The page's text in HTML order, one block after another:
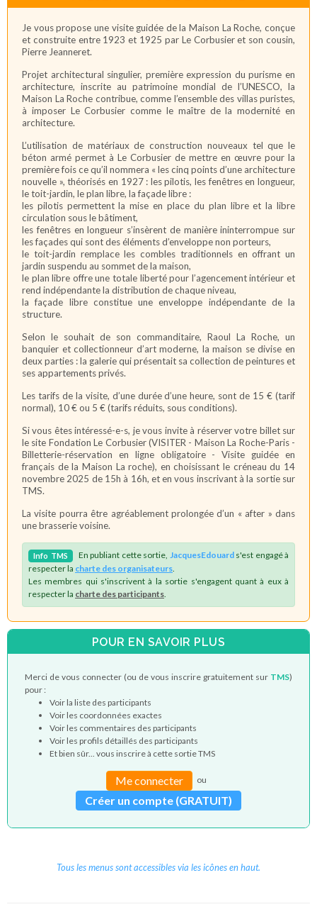
Je vous propose une visite guidée de la Maison La Roche, conçue
et construite entre 1923 et 1925 par Le Corbusier et son cousin,
Pierre Jeanneret.
Projet architectural singulier, première expression du purisme en
architecture, inscrite au patrimoine mondial de l’UNESCO, la
Maison La Roche contribue, comme l’ensemble des villas puristes,
à imposer Le Corbusier comme le maître de la modernité en
architecture.
L’utilisation de matériaux de construction nouveaux tel que le
béton armé permet à Le Corbusier de mettre en œuvre pour la
première fois ce qu’il nommera « les cinq points d’une architecture
nouvelle », théorisés en 1927 : les pilotis, les fenêtres en longueur,
le toit-jardin, le plan libre, la façade libre :
les pilotis permettent la mise en place du plan libre et la libre
circulation sous le bâtiment,
les fenêtres en longueur s’insèrent de manière ininterrompue sur
les façades qui sont des éléments d’enveloppe non porteurs,
le toit-jardin remplace les combles traditionnels en offrant un
jardin suspendu au sommet de la maison,
le plan libre offre une totale liberté pour l’agencement intérieur et
rend indépendante la distribution de chaque niveau,
la façade libre constitue une enveloppe indépendante de la
structure.
Selon le souhait de son commanditaire, Raoul La Roche, un
banquier et collectionneur d’art moderne, la maison se divise en
deux parties : la galerie qui présentait sa collection de peintures et
ses appartements privés.
Les tarifs de la visite, d’une durée d’une heure, sont de 15 € (tarif
normal), 10 € ou 5 € (tarifs réduits, sous conditions).
Si vous êtes intéressé-e-s, je vous invite à réserver votre billet sur
le site Fondation Le Corbusier (VISITER - Maison La Roche-Paris -
Billetterie-réservation en ligne obligatoire - Visite guidée en
français de la Maison La roche), en choisissant le créneau du 14
novembre 2025 de 15h à 16h, et en vous inscrivant à la sortie sur
TMS.
La visite pourra être agréablement prolongée d’un « after » dans
une brasserie voisine.
Info TMS En publiant cette sortie, JacquesEdouards'est engagé à
respecter la charte des organisateurs
Les membres qui s'inscrivent à la sortie s'engagent quant à eux à
respecter la charte des participants
POUR EN SAVOIR PLUS
Merci de vous connecter (ou de vous inscrire gratuitement sur TMS)
pour :
Voir la liste des participants
Voir les coordonnées exactes
Voir les commentaires des participants
Voir les profils détaillés des participants
Et bien sûr... vous inscrire à cette sortie TMS
Me connecter ou
Créer un compte (GRATUIT)
Tous les menus sont accessibles via les icônes en haut.